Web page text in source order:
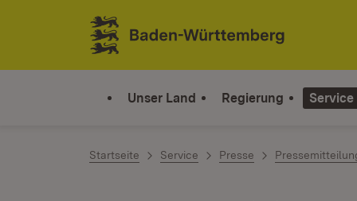
Zum Inhalt springen
Link zur Startseite
Unser Land Regierung Service
Startseite Service Presse